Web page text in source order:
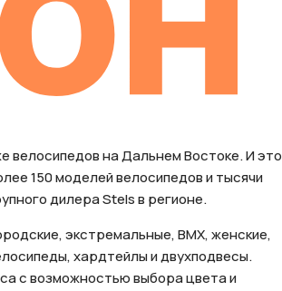
велосипедов на Дальнем Востоке. И это
150 моделей велосипедов и тысячи
дилера Stels в регионе.
экстремальные, BMX, женские,
хардтейлы и двухподвесы.
с возможностью выбора цвета и